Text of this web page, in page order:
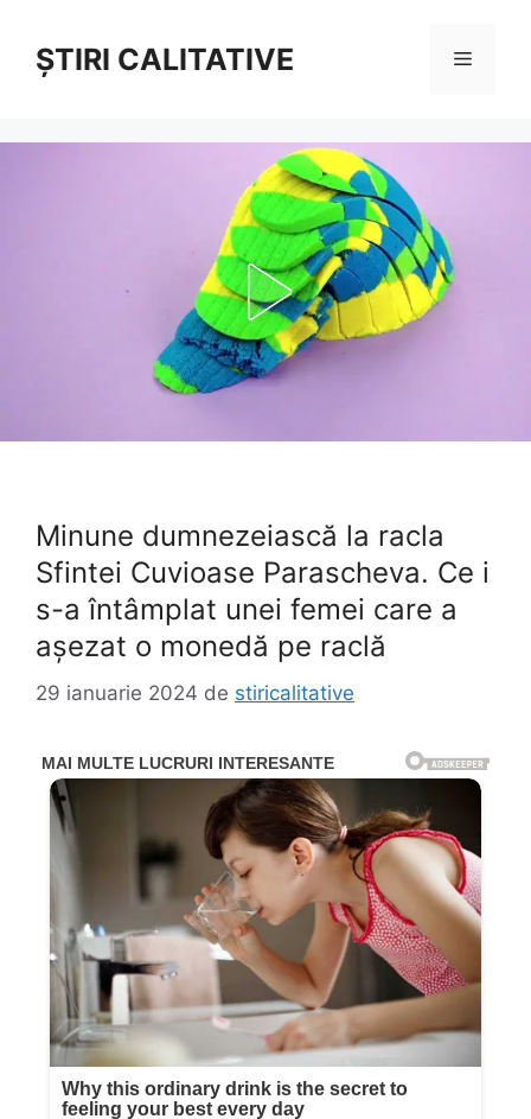
conținutȘTIRI CALITATIVE Meniu
Minune dumnezeiască la racla
Sfintei Cuvioase Parascheva. Ce i
s-a întâmplat unei femei care a
aşezat o monedă pe raclă
29 ianuarie 2024 de stiricalitative